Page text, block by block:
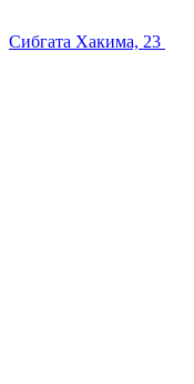
Сибгата Хакима, 23